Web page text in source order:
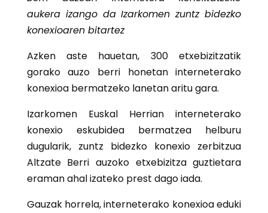
aukera izango da Izarkomen zuntz bidezko
konexioaren bitartez
Azken aste hauetan, 300 etxebizitzatik
gorako auzo berri honetan interneterako
konexioa bermatzeko lanetan aritu gara.
Izarkomen Euskal Herrian interneterako
konexio eskubidea bermatzea helburu
dugularik, zuntz bidezko konexio zerbitzua
Altzate Berri auzoko etxebizitza guztietara
eraman ahal izateko prest dago iada.
Gauzak horrela, interneterako konexioa eduki